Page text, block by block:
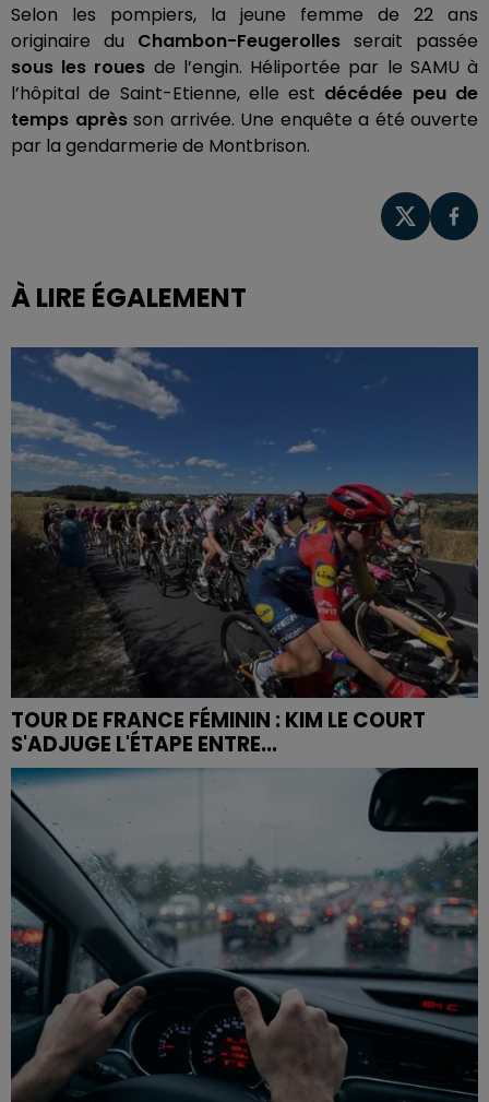
Selon les pompiers, la jeune femme de 22 ans
originaire du Chambon-Feugerolles serait passée
sous les roues de l’engin. Héliportée par le SAMU à
l’hôpital de Saint-Etienne, elle est décédée peu de
temps aprèsson arrivée. Une enquête a été ouverte
par la gendarmerie de Montbrison.
À LIRE ÉGALEMENT
TOUR DE FRANCE FÉMININ : KIM LE COURT
S'ADJUGE L'ÉTAPE ENTRE...